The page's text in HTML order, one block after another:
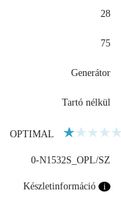
28
75
Generátor
Tartó nélkül
OPTIMAL
0-N1532S_OPL/SZ
Készletinformáció i